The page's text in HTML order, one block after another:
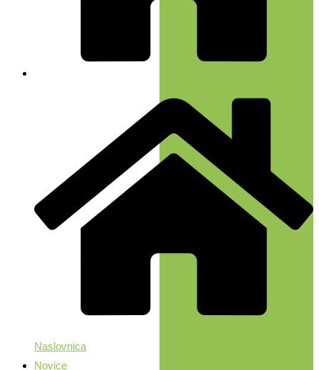
Naslovnica
Novice